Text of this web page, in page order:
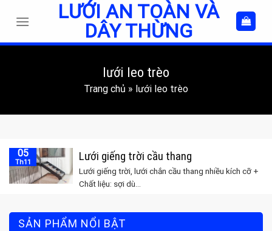
LƯỚI AN TOÀN VÀ
DÂY THỪNG
lưới leo trèo
Trang chủ » lưới leo trèo
SẢN PHẨM NỔI BẬT
Lưới giếng trời cầu thang
Lưới giếng trời, lưới chắn cầu thang nhiều kích cỡ +
Chất liệu: sợi dù...
05
Th11